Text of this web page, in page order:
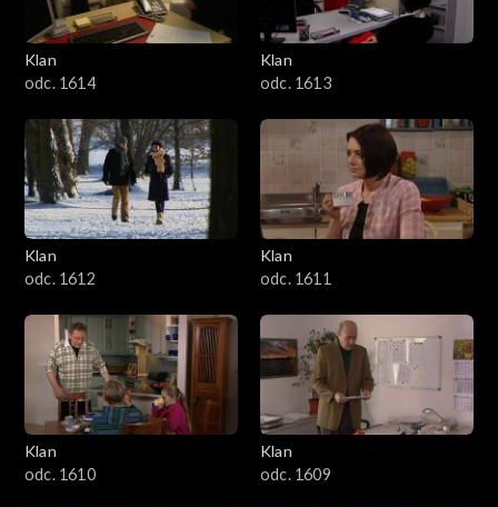
Klan
odc. 1614
Klan
odc. 1613
Klan
odc. 1612
Klan
odc. 1611
Klan
odc. 1610
Klan
odc. 1609